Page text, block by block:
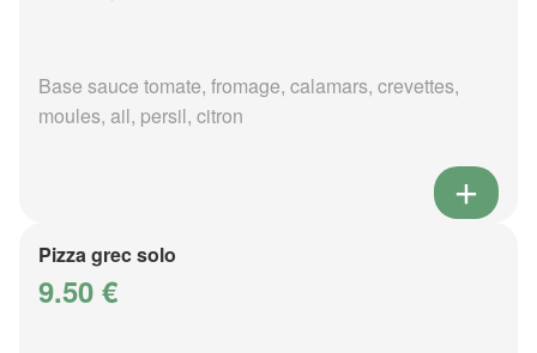
Base sauce tomate, fromage, calamars, crevettes,
moules, ail, persil, citron
Pizza grec solo
9.50 €